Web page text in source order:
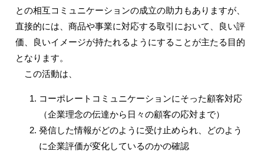
との相互コミュニケーションの成立の助力もありますが、
直接的には、商品や事業に対応する取引において、良い評
価、良いイメージが持たれるようにすることが主たる目的
となります。
この活動は、
コーポレートコミュニケーションにそった顧客対応
（企業理念の伝達から日々の顧客の応対まで）
発信した情報がどのように受け止められ、どのよう
に企業評価が変化しているのかの確認